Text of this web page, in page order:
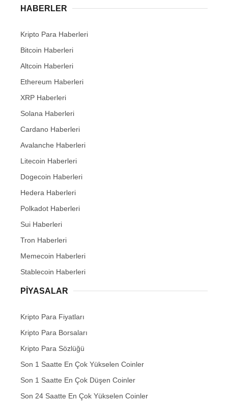
HABERLER
Kripto Para Haberleri
Bitcoin Haberleri
Altcoin Haberleri
Ethereum Haberleri
XRP Haberleri
Solana Haberleri
Cardano Haberleri
Avalanche Haberleri
Litecoin Haberleri
Dogecoin Haberleri
Hedera Haberleri
Polkadot Haberleri
Sui Haberleri
Tron Haberleri
Memecoin Haberleri
Stablecoin Haberleri
PIYASALAR
Kripto Para Fiyatları
Kripto Para Borsaları
Kripto Para Sözlüğü
Son 1 Saatte En Çok Yükselen Coinler
Son 1 Saatte En Çok Düşen Coinler
Son 24 Saatte En Çok Yükselen Coinler